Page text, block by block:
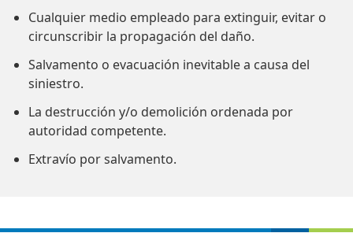
Cualquier medio empleado para extinguir, evitar o
circunscribir la propagación del daño.
Salvamento o evacuación inevitable a causa del
siniestro.
La destrucción y/o demolición ordenada por
autoridad competente.
Extravío por salvamento.
o descargas eléctricas, y la responsabilidad
civil emergente de la tenencia de animales
domésticos, excluidas las enfermedades
que pudieran transmitir.